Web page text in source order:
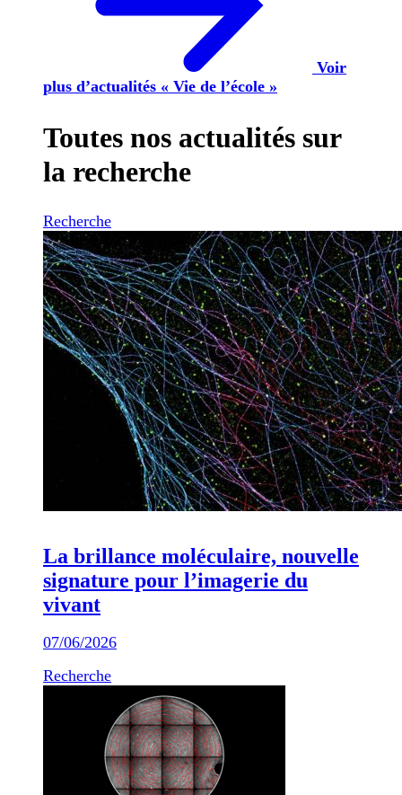
Voir
plus d’actualités « Vie de l’école »
Toutes nos actualités sur
la recherche
Recherche
La brillance moléculaire, nouvelle
signature pour l’imagerie du
vivant
07/06/2026
Recherche